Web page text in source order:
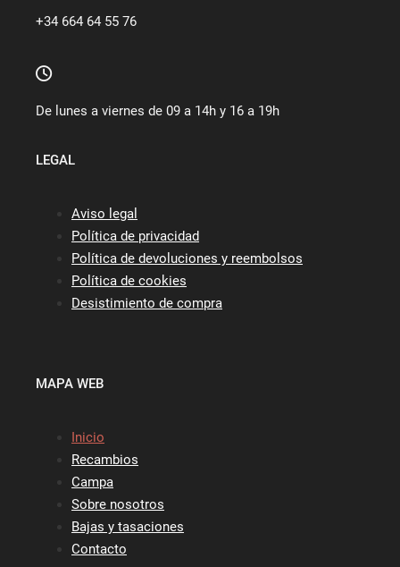
+34 664 64 55 76
De lunes a viernes de 09 a 14h y 16 a 19h
LEGAL
Aviso legal
Política de privacidad
Política de devoluciones y reembolsos
Política de cookies
Desistimiento de compra
MAPA WEB
Inicio
Recambios
Campa
Sobre nosotros
Bajas y tasaciones
Contacto